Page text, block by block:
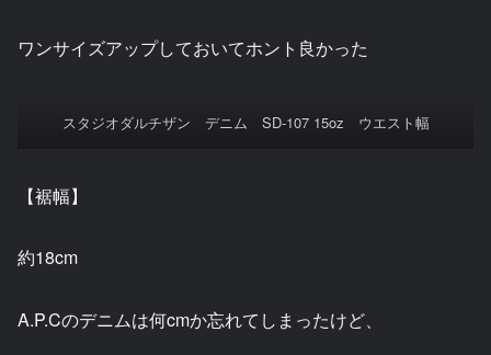
ワンサイズアップしておいてホント良かった
スタジオダルチザン デニム SD-107 15oz ウエスト幅
【裾幅】
約18cm
A.P.Cのデニムは何cmか忘れてしまったけど、